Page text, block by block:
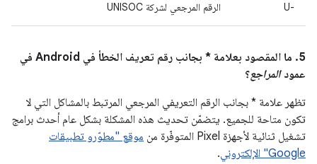
U-‎ الرقم المرجعي لشركة UNISOC
5. ما المقصود بعلامة * بجانب رقم تعريف الخطأ في Android في
عمودالمراجع؟
تظهر علامة * بجانب الرقم التعريفي المرجعي المرتبط بالمشاكل التي لا
تكون متاحة للجميع. يتضمّن تحديث هذه المشكلة بشكل عام أحدث برامج
تشغيل ثنائية لأجهزة Pixel المتوفّرة من
موقع "مطوّرو تطبيقات
Google" الإلكتروني
.